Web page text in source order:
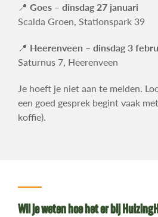
📍 Goes – dinsdag 27 januari
Scalda Groen, Stationspark 39
📍 Heerenveen – dinsdag 3
Saturnus 7, Heerenveen
Je hoeft je niet aan te melden.
een goed gesprek begint vaak
koffie).
Wil je weten hoe het er bij